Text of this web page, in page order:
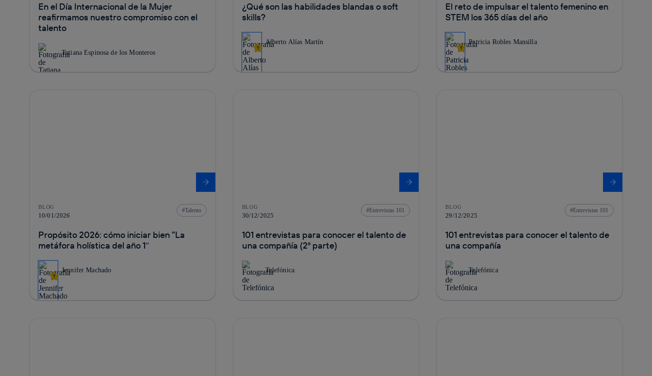
En el Día Internacional de la Mujer
reafirmamos nuestro compromiso con el
talento
Tatiana Espinosa de los Monteros
¿Qué son las habilidades blandas o soft
skills?
Alberto Alías Martín
El reto de impulsar el talento femenino en
STEM los 365 días del año
Patricia Robles Mansilla
BLOG
10/01/2026
Talento
Propósito 2026: cómo iniciar bien ”La
metáfora holística del año 1″
Jennifer Machado
BLOG
30/12/2025
Entrevistas 101
101 entrevistas para conocer el talento de
una compañía (2ª parte)
Telefónica
BLOG
29/12/2025
Entrevistas 101
101 entrevistas para conocer el talento de
una compañía
Telefónica